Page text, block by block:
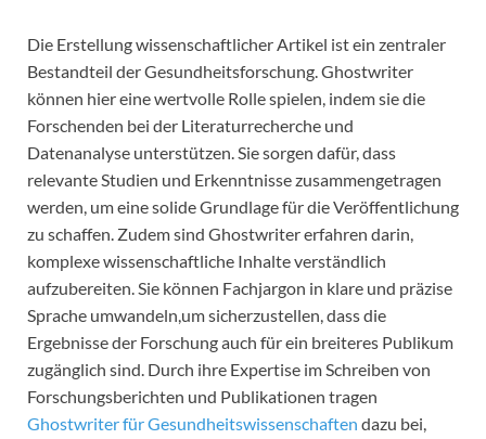
Die Erstellung wissenschaftlicher Artikel ist ein zentraler
Bestandteil der Gesundheitsforschung. Ghostwriter
können hier eine wertvolle Rolle spielen, indem sie die
Forschenden bei der Literaturrecherche und
Datenanalyse unterstützen. Sie sorgen dafür, dass
relevante Studien und Erkenntnisse zusammengetragen
werden, um eine solide Grundlage für die Veröffentlichung
zu schaffen. Zudem sind Ghostwriter erfahren darin,
komplexe wissenschaftliche Inhalte verständlich
aufzubereiten. Sie können Fachjargon in klare und präzise
Sprache umwandeln,um sicherzustellen, dass die
Ergebnisse der Forschung auch für ein breiteres Publikum
zugänglich sind. Durch ihre Expertise im Schreiben von
Forschungsberichten und Publikationen tragen
Ghostwriter für Gesundheitswissenschaften dazu bei,